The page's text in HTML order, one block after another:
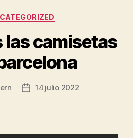
Categorías
las camisetas
Fecha14 julio 2022